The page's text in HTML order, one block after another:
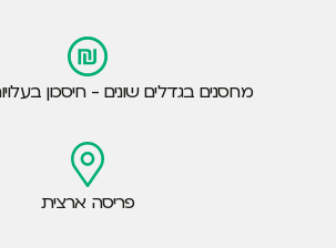
מחסנים בגדלים שונים - חיסכון
פריסה ארצית